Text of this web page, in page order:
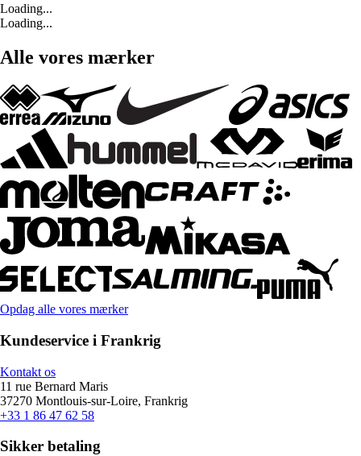
Loading...
Loading...
Alle vores mærker
Opdag alle vores mærker
Kundeservice i Frankrig
Kontakt os
11 rue Bernard Maris
37270 Montlouis-sur-Loire, Frankrig
+33 1 86 47 62 58
Sikker betaling